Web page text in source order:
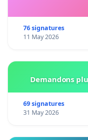
76 signatures
11 May 2026
Demandons
69 signatures
31 May 2026